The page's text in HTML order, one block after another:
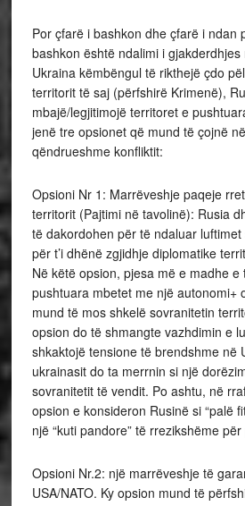
Por çfarë i bashkon dhe çfarë i ndan
bashkon është ndalimi i
Ukraina këmbëngul të rikthejë çdo
territorit të saj (përfshirë Krimenë),
mbajë/legjitimojë territoret e
jenë tre opsionet që mund të çojnë
qëndrueshme konfliktit:
Opsioni Nr 1: Marrëveshje paqeje
territorit (Pajtimi në tavolinë): Rusia
të dakordohen për të ndaluar
për t’i dhënë zgjidhje diplomatike
Në këtë opsion, pjesa më e madhe e
pushtuara mbetet me një autonomi+
mund të mos shkelë sovranitetin
opsion do të shmangte vazhdimin e
shkaktojë tensione të brendshme në
ukrainasit do ta merrnin si një
sovranitetit të vendit. Po ashtu, në
opsion e konsideron Rusinë si “palë
një “kuti pandore” të rrezikshëme
Opsioni Nr.2: një marrëveshje të
USA/NATO. Ky opsion mund të